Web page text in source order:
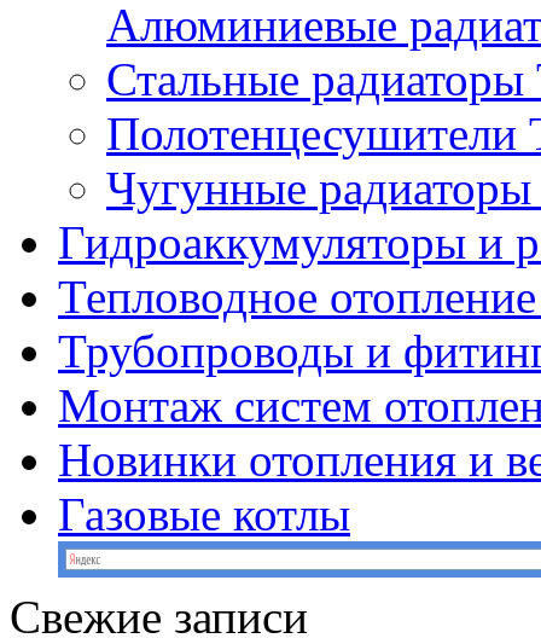
Алюминиевые
Стальные
Чугунные
Гидроаккумуляторы и
Тепловодное
Трубопроводы и
Монтаж систем
Новинки отопления и
Газовые котлы
Свежие записи